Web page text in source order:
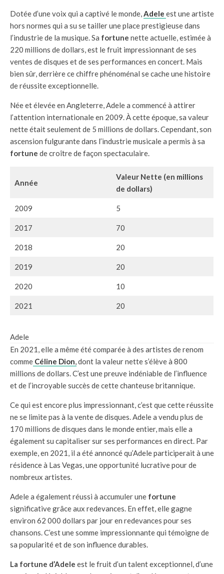
Dotée d’une voix qui a captivé le monde, Adele est une artiste
hors normes qui a su se tailler une place prestigieuse dans
l’industrie de la musique. Sa fortune nette actuelle, estimée à
220 millions de dollars, est le fruit impressionnant de ses
ventes de disques et de ses performances en concert. Mais
bien sûr, derrière ce chiffre phénoménal se cache une histoire
de réussite exceptionnelle.
Née et élevée en Angleterre, Adele a commencé à attirer
l’attention internationale en 2009. À cette époque, sa valeur
nette était seulement de 5 millions de dollars. Cependant, son
ascension fulgurante dans l’industrie musicale a permis à sa
fortune de croître de façon spectaculaire.
Année
Valeur Nette (en millions
de dollars)
2009 5
2017 70
2018 20
2019 20
2020 10
2021 20
Adele
En 2021, elle a même été comparée à des artistes de renom
comme Céline Dion dont la valeur nette s’élève à 800
millions de dollars. C’est une preuve indéniable de l’influence
et de l’incroyable succès de cette chanteuse britannique.
Ce qui est encore plus impressionnant, c’est que cette réussite
ne se limite pas à la vente de disques. Adele a vendu plus de
170 millions de disques dans le monde entier, mais elle a
également su capitaliser sur ses performances en direct. Par
exemple, en 2021, il a été annoncé qu’Adele participerait à une
résidence à Las Vegas, une opportunité lucrative pour de
nombreux artistes.
Adele a également réussi à accumuler une fortune
significative grâce aux redevances. En effet, elle gagne
environ 62 000 dollars par jour en redevances pour ses
chansons. C’est une somme impressionnante qui témoigne de
sa popularité et de son influence durables.
La fortune d’Adele est le fruit d’un talent exceptionnel, d’une